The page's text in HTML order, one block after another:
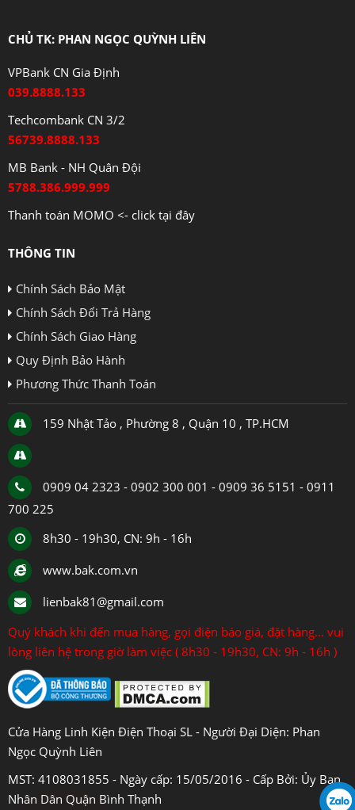
CHỦ TK: PHAN NGỌC QUỲNH LIÊN
VPBank CN Gia Định
039.8888.133
Techcombank CN 3/2
56739.8888.133
MB Bank - NH Quân Đội
5788.386.999.999
Thanh toán MOMO <- click tại đây
THÔNG TIN
Chính Sách Bảo Mật
Chính Sách Đổi Trả Hàng
Chính Sách Giao Hàng
Quy Định Bảo Hành
Phương Thức Thanh Toán
159 Nhật Tảo , Phường 8 , Quận 10 , TP.HCM
0909 04 2323 - 0902 300 001 - 0909 36 5151 - 0911
700 225
8h30 - 19h30, CN: 9h - 16h
www.bak.com.vn
lienbak81@gmail.com
Quý khách khi đến mua hàng, gọi điện báo giá, đặt hàng... vui
lòng liên hệ trong giờ làm việc ( 8h30 - 19h30, CN: 9h - 16h )
Cửa Hàng Linh Kiện Điện Thoại SL - Người Đại Diện: Phan
Ngọc Quỳnh Liên
MST: 4108031855 - Ngày cấp: 15/05/2016 - Cấp Bởi: Ủy Ban
Nhân Dân Quận Bình Thạnh